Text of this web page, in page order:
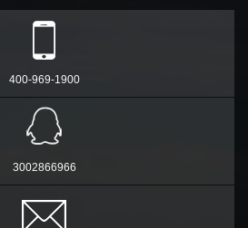
400-969-1900
3002866966